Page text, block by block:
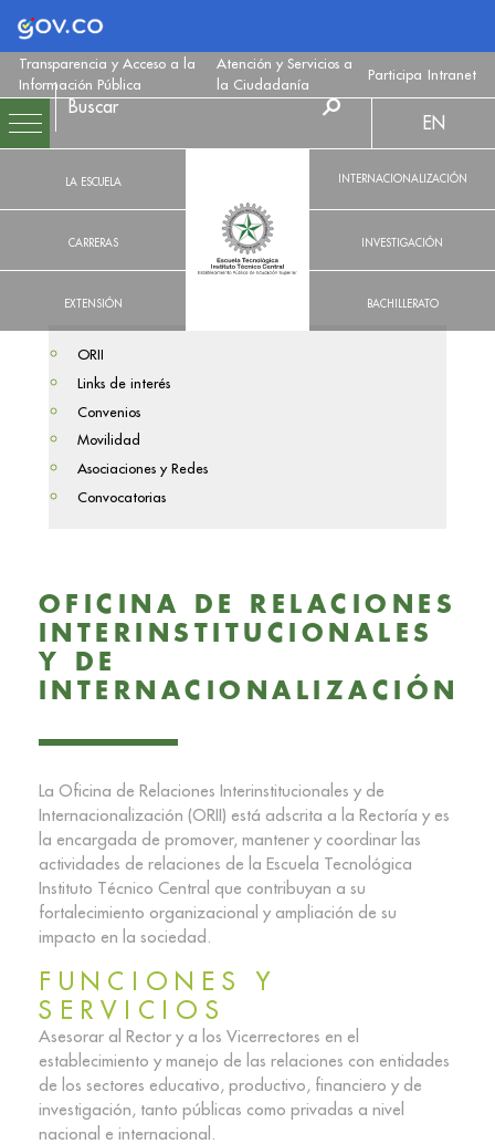
Logo Gobierno de Colombia
Transparencia y Acceso a la
Información Pública
Atención y Servicios a
la Ciudadanía
Participa Intranet
LA ESCUELA
CARRERAS
EXTENSIÓN
EN
INTERNACIONALIZACIÓN
INVESTIGACIÓN
BACHILLERATO
ORII
Links de interés
Convenios
Movilidad
Asociaciones y Redes
Convocatorias
OFICINA DE RELACIONES
INTERINSTITUCIONALES
Y DE
INTERNACIONALIZACIÓN
La Oficina de Relaciones Interinstitucionales y de
Internacionalización (ORII) está adscrita a la Rectoría y es
la encargada de promover, mantener y coordinar las
actividades de relaciones de la Escuela Tecnológica
Instituto Técnico Central que contribuyan a su
fortalecimiento organizacional y ampliación de su
impacto en la sociedad.
FUNCIONES Y
SERVICIOS
Asesorar al Rector y a los Vicerrectores en el
establecimiento y manejo de las relaciones con entidades
de los sectores educativo, productivo, financiero y de
investigación, tanto públicas como privadas a nivel
nacional e internacional.